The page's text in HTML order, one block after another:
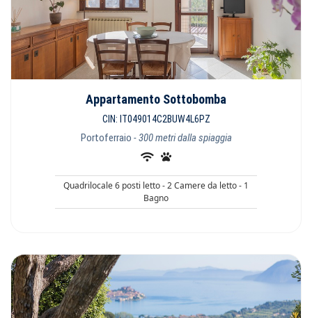
Appartamento Sottobomba
CIN: IT049014C2BUW4L6PZ
Portoferraio - 300 metri dalla spiaggia
Quadrilocale 6 posti letto - 2 Camere da letto - 1
Bagno